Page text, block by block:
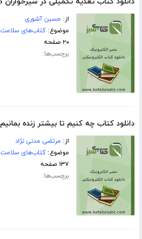
از:حسین آشوری
موضوع:کتاب‌های سلامت
۲۰ صفحه
برچسب‌ها:
دانلود کتاب چه کنیم تا بیشتر زنده
از: مرتضی مدنی نژاد
موضوع:کتاب‌های سلامت
۱۳۷ صفحه
برچسب‌ها: